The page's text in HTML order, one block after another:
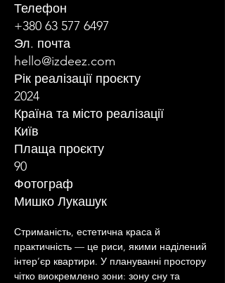
Телефон
+380 63 577 6497
Эл. почта
hello@izdeez.com
Рік реалізації проєкту
2024
Країна та місто реалізації
Київ
Плаща проєкту
90
Фотограф
Мишко Лукашук
Стриманість, естетична краса й
практичність — це риси, якими наділений
інтер’єр квартири. У плануванні простору
чітко виокремлено зони: зону сну та